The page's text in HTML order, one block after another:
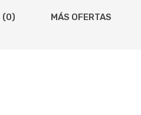
(0) MÁS OFERTAS